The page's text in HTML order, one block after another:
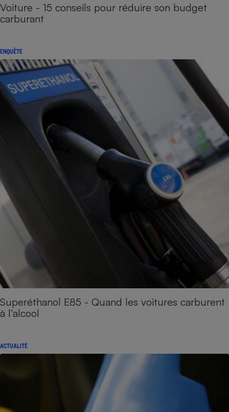
Voiture - 15 conseils pour réduire son budget
carburant
ENQUÊTE
Superéthanol E85 - Quand les voitures carburent
à l’alcool
ACTUALITÉ